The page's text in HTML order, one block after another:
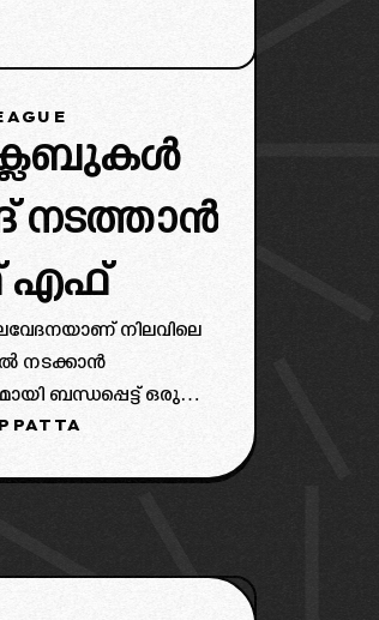
നടത്താൻ
എഫ്
നിലവിലെ
ബന്ധപ്പെട്ട് ഒരു
വലിയ നഷ്ടമാണ്. പല
കളിക്കാർ